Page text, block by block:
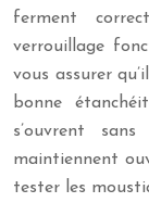
ferment
verrouillage
vous assurer
bonne
s’ouvrent
maintiennent
tester les